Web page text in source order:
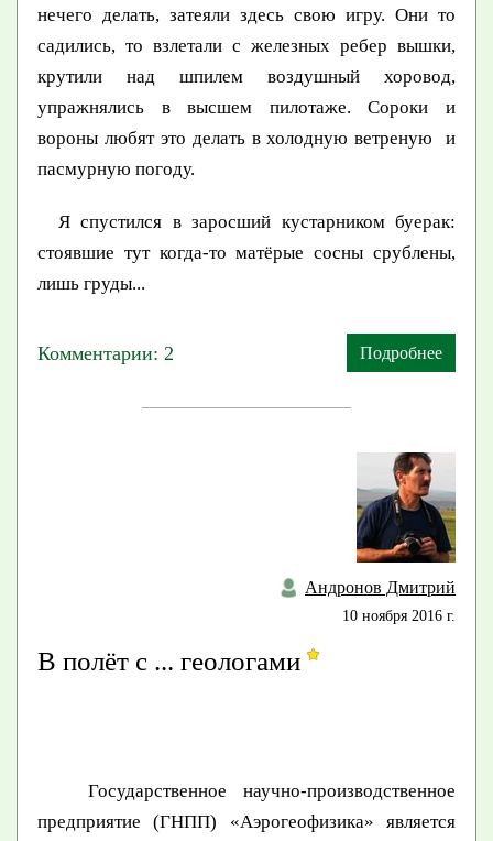
нечего делать, затеяли здесь свою игру. Они то
садились, то взлетали с железных ребер вышки,
крутили над шпилем воздушный хоровод,
упражнялись в высшем пилотаже. Сороки и
вороны любят это делать в холодную ветреную и
пасмурную погоду.
Я спустился в заросший кустарником буерак:
стоявшие тут когда-то матёрые сосны срублены,
лишь груды...
Комментарии: 2 Подробнее
Андронов Дмитрий
10 ноября 2016 г.
В полёт с ... геологами
Государственное научно-производственное
предприятие (ГНПП) «Аэрогеофизика» является